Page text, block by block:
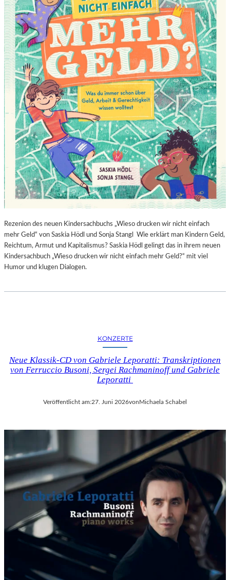
Rezenion des neuen Kindersachbuchs „Wieso drucken wir nicht einfach
mehr Geld“ von Saskia Hödl und Sonja Stangl Wie erklärt man Kindern Geld,
Reichtum, Armut und Kapitalismus? Saskia Hödl gelingt das in ihrem neuen
Kindersachbuch „Wieso drucken wir nicht einfach mehr Geld?“ mit viel
Humor und klugen Dialogen.
KONZERTE
Neue Klassik-CD von Gabriele Leporatti: Transkriptionen
von Ferruccio Busoni, Sergei Rachmaninoff und Gabriele
Leporatti
Veröffentlicht am:27. Juni 2026von Michaela Schabel